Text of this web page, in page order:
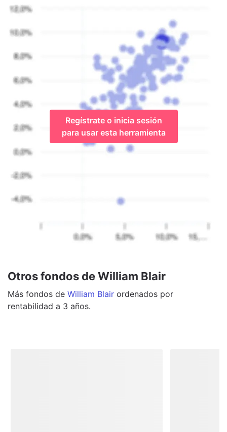
Regístrate o inicia sesión
para usar esta herramienta
Otros fondos de William Blair
Más fondos de William Blair ordenados por
rentabilidad a 3 años.